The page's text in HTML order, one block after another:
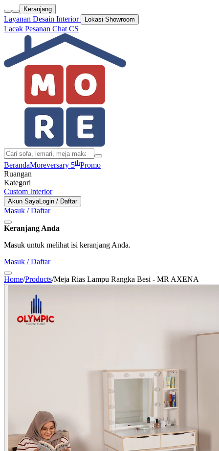
Keranjang
Layanan Desain Interior Lokasi Showroom
Lacak Pesanan Chat CS
BerandaMoreversary 5thPromo
Ruangan
Kategori
Custom Interior
Akun SayaLogin / Daftar
Masuk / Daftar
Keranjang Anda
Masuk untuk melihat isi keranjang Anda.
Masuk / Daftar
Home/Products/Meja Rias Lampu Rangka Besi - MR AXENA